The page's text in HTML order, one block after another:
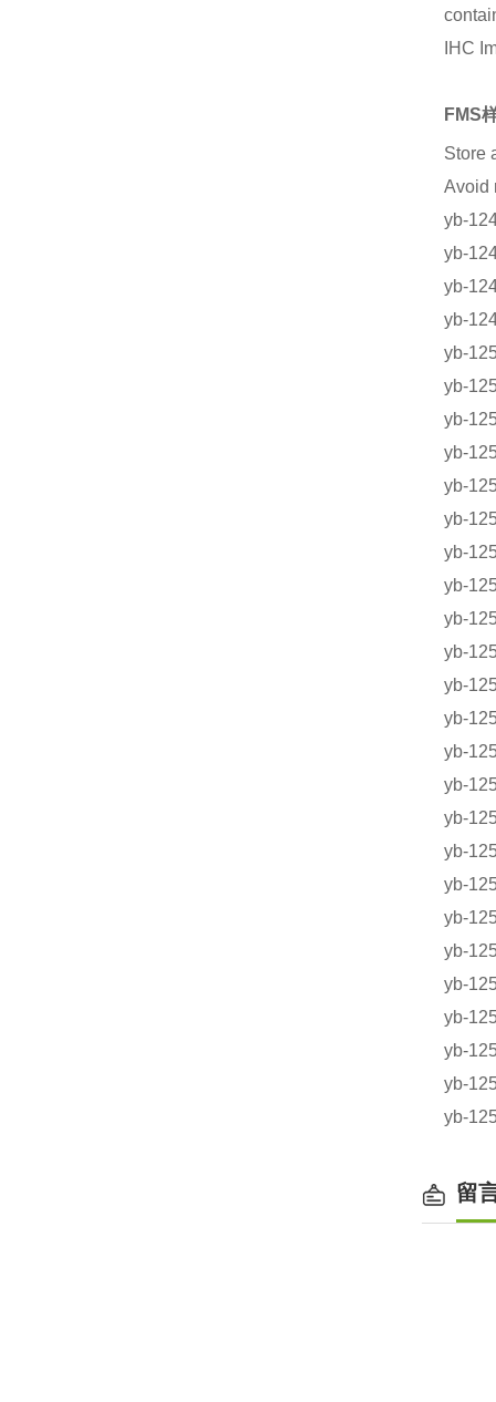
IHC
FMS
Store
Avoid
yb-
yb-
yb-
yb-
yb-
yb-
yb-
yb-
yb-
yb-
yb-
yb-
yb-
yb-
yb-
yb-
yb-
yb-
yb-
yb-
yb-
yb-
yb-
yb-
yb-
yb-
yb-
yb-
留